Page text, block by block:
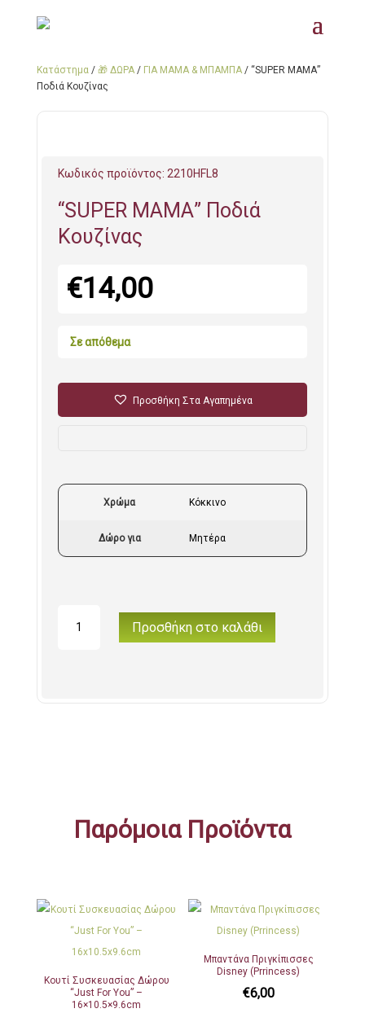
Κατάστημα/ 🎁 ΔΩΡΑ/ ΓΙΑ ΜΑΜΑ & ΜΠΑΜΠΑ/ “SUPER ΜΑΜΑ”
Ποδιά Κουζίνας
Κωδικός προϊόντος: 2210HFL8
“SUPER ΜΑΜΑ” Ποδιά
Κουζίνας
€14,00
Σε απόθεμα
Προσθήκη Στα Αγαπημένα
Χρώμα Κόκκινο
Δώρο για Μητέρα
ΜΑΜΑ"
Προσθήκη στο καλάθι
Παρόμοια Προϊόντα
Κουτί Συσκευασίας Δώρου
“Just For You” –
16×10.5×9.6cm
Μπαντάνα Πριγκίπισσες
Disney (Prrincess)
€6,00